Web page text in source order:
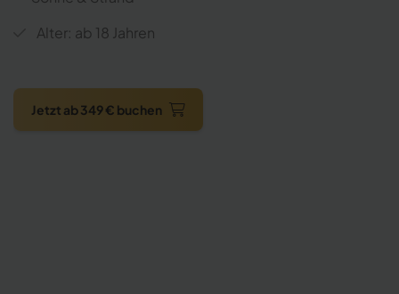
Alter: ab 18 Jahren
Jetzt ab 349 € buchen